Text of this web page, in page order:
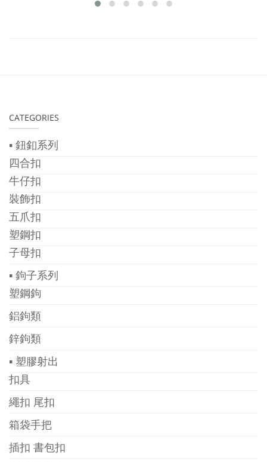
CATEGORIES
▪ 鈕釦系列
四合扣
牛仔扣
裝飾扣
五爪扣
塑鋼扣
子母扣
▪ 鉤子系列
塑鋼鉤
鋁鉤類
鋅鉤類
▪ 塑膠射出
扣具
繩扣 尾扣
箱袋手把
插扣 書包扣